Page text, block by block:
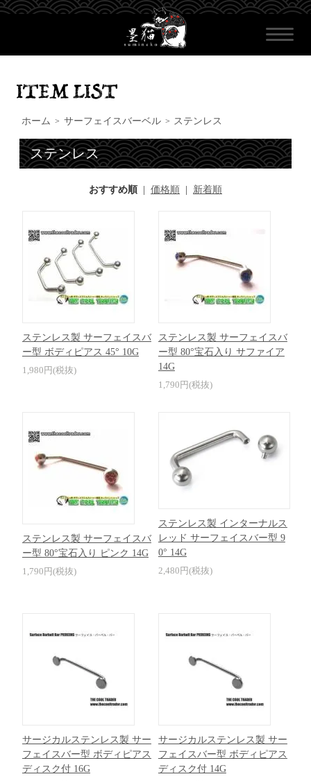
ホーム > サーフェイスバーベル > ステンレス
ステンレス
おすすめ順 価格順 新着順
ステンレス製 サーフェイスバ
ー型 ボディピアス 45° 10G
1,980円(税抜)
ステンレス製 サーフェイスバ
ー型 80°宝石入り サファイア
14G
1,790円(税抜)
ステンレス製 サーフェイスバ
ー型 80°宝石入り ピンク 14G
1,790円(税抜)
ステンレス製 インターナルス
レッド サーフェイスバー型 9
0° 14G
2,480円(税抜)
サージカルステンレス製 サー
フェイスバー型 ボディピアス
ディスク付 16G
サージカルステンレス製 サー
フェイスバー型 ボディピアス
ディスク付 14G